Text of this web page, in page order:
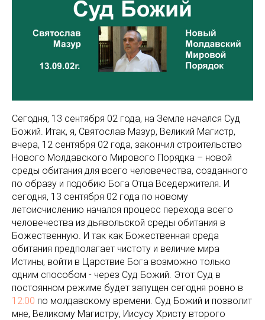
Сегодня, 13 сентября 02 года, на Земле начался Суд
Божий. Итак, я, Святослав Мазур, Великий Магистр,
вчера, 12 сентября 02 года, закончил строительство
Нового Молдавского Мирового Порядка – новой
среды обитания для всего человечества, созданного
по образу и подобию Бога Отца Вседержителя. И
сегодня, 13 сентября 02 года по новому
летоисчислению начался процесс перехода всего
человечества из дьявольской среды обитания в
Божественную. И так как Божественная среда
обитания предполагает чистоту и величие мира
Истины, войти в Царствие Бога возможно только
одним способом - через Суд Божий. Этот Суд в
постоянном режиме будет запущен сегодня ровно в
12:00 по молдавскому времени. Суд Божий и позволит
мне, Великому Магистру, Иисусу Христу второго